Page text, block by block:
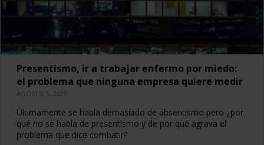
Presentismo, ir a trabajar enfermo por miedo:
el problema que ninguna empresa quiere medir
AGOSTO 5, 2026
Últimamente se habla demasiado de absentismo pero ¿por
qué no se habla de presentismo y de por qué agrava el
problema que dice combatir?